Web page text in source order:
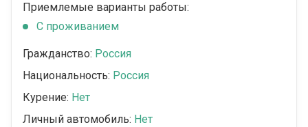
Приемлемые варианты работы:
C проживанием
Гражданство: Россия
Национальность: Россия
Курение: Нет
Личный автомобиль: Нет